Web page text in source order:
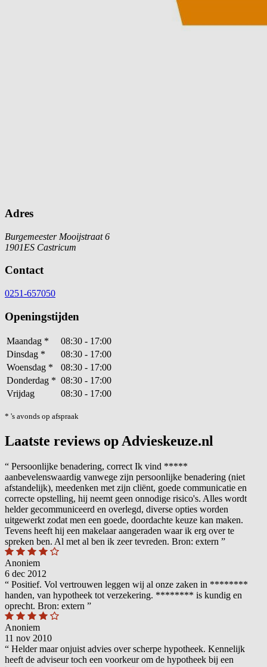
Adres
Burgemeester Mooijstraat 6
1901ES Castricum
Contact
0251-657050
Openingstijden
Maandag *
08:30 - 17:00
Dinsdag *
08:30 - 17:00
Woensdag *
08:30 - 17:00
Donderdag * 08:30 - 17:00
Vrijdag
08:30 - 17:00
* 's avonds op afspraak
Laatste reviews op Advieskeuze.nl
“ Persoonlijke benadering, correct Ik vind *****
aanbevelenswaardig vanwege zijn persoonlijke benadering (niet
afstandelijk), meedenken met zijn cliënt, goede communicatie en
correcte opstelling, hij neemt geen onnodige risico's. Alles wordt
helder gecommuniceerd en overlegd, diverse opties worden
uitgewerkt zodat men een goede, doordachte keuze kan maken.
Tevens heeft hij een makelaar aangeraden waar ik erg over te
spreken ben. Al met al ben ik zeer tevreden. Bron: extern ”
Anoniem
6 dec 2012
“ Positief. Vol vertrouwen leggen wij al onze zaken in ********
handen, van hypotheek tot verzekering. ******** is kundig en
oprecht. Bron: extern ”
Anoniem
11 nov 2010
“ Helder maar onjuist advies over scherpe hypotheek. Kennelijk
heeft de adviseur toch een voorkeur om de hypotheek bij een